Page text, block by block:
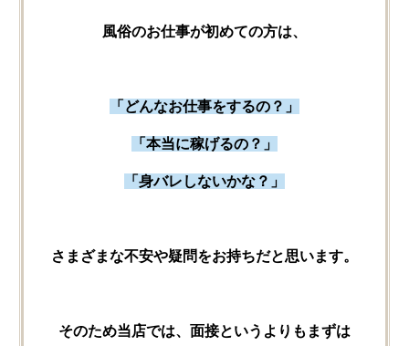
風俗の​お仕事が​初めての方は、
「どんな​お仕事を​するの？」
「本当に​稼げるの？」
「身バレしないかな？」
さまざまな​不安や​疑問を​お持ちだと​思います。
その​ため当店では、​面接と​いうよりも​まずは​